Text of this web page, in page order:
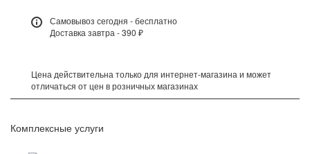
Самовывоз сегодня - бесплатно
Доставка завтра - 390 ₽
Цена действительна только для интернет-магазина и может
отличаться от цен в розничных магазинах
Комплексные услуги